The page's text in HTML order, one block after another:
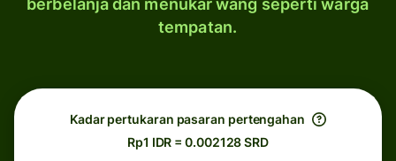
berbelanja dan menukar wang seperti warga
tempatan.
Kadar pertukaran pasaran pertengahan
Rp1 IDR = 0.002128 SRD